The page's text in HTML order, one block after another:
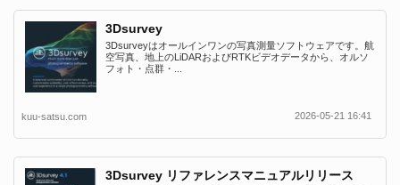
3Dsurvey
3Dsurveyはオールインワンの写真測量ソフトウェアです。航
空写真、地上のLiDARおよびRTKビデオデータから、オルソ
フォト・点群・...
kuu-satsu.com 2026-05-21 16:41
3Dsurvey リファレンスマニュアルリリース